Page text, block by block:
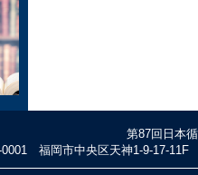
第87回日本
0001 福岡市中央区天神1-9-17-